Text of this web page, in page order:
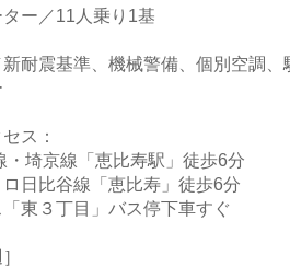
ー／11人乗り1基
耐震基準、機械警備、個別空調、
ス：
・埼京線「恵比寿駅」徒歩6分
日比谷線「恵比寿」徒歩6分
東３丁目」バス停下車すぐ